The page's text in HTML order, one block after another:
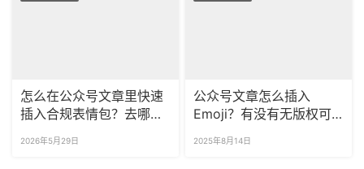
怎么在公众号文章里快速
插入合规表情包？去哪找
素材？
2026年5月29日
公众号文章怎么插入
Emoji？有没有无版权可
2025年8月14日